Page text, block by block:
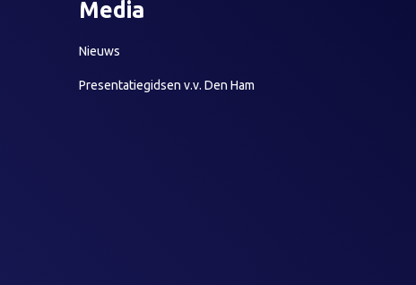
Media
Nieuws
Presentatiegidsen v.v. Den Ham